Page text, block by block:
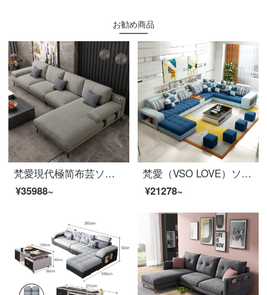
お勧め商品
梵愛現代極简布芸ソファリビングセット北欧サイズの部屋型ソファ家具ペア+シングル+貴妃+足をアップグレード版-三防布(ラテックスシートバッグ)
¥35988~
梵愛（VSO LOVE）ソファ布芸ソファー現代ファッションはソファの大きさと部屋型ソファリビングルームの家具の標準版（スポンジシートバッグ）-5点セットを取り外すことができます。
¥21278~